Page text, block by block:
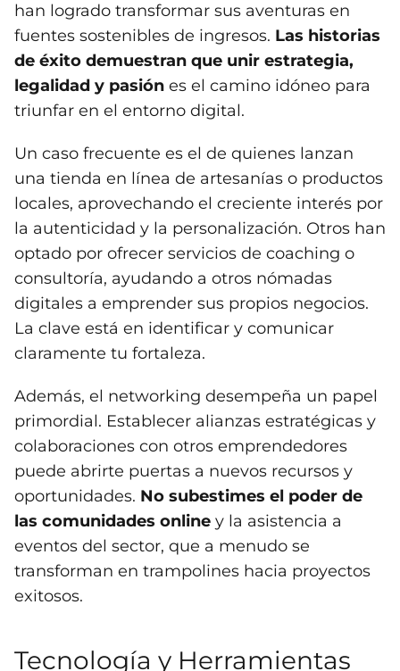
han logrado transformar sus aventuras en
fuentes sostenibles de ingresos. Las historias
de éxito demuestran que unir estrategia,
legalidad y pasión es el camino idóneo para
triunfar en el entorno digital.
Un caso frecuente es el de quienes lanzan
una tienda en línea de artesanías o productos
locales, aprovechando el creciente interés por
la autenticidad y la personalización. Otros han
optado por ofrecer servicios de coaching o
consultoría, ayudando a otros nómadas
digitales a emprender sus propios negocios.
La clave está en identificar y comunicar
claramente tu fortaleza.
Además, el networking desempeña un papel
primordial. Establecer alianzas estratégicas y
colaboraciones con otros emprendedores
puede abrirte puertas a nuevos recursos y
oportunidades. No subestimes el poder de
las comunidades online y la asistencia a
eventos del sector, que a menudo se
transforman en trampolines hacia proyectos
exitosos.
Tecnología y Herramientas